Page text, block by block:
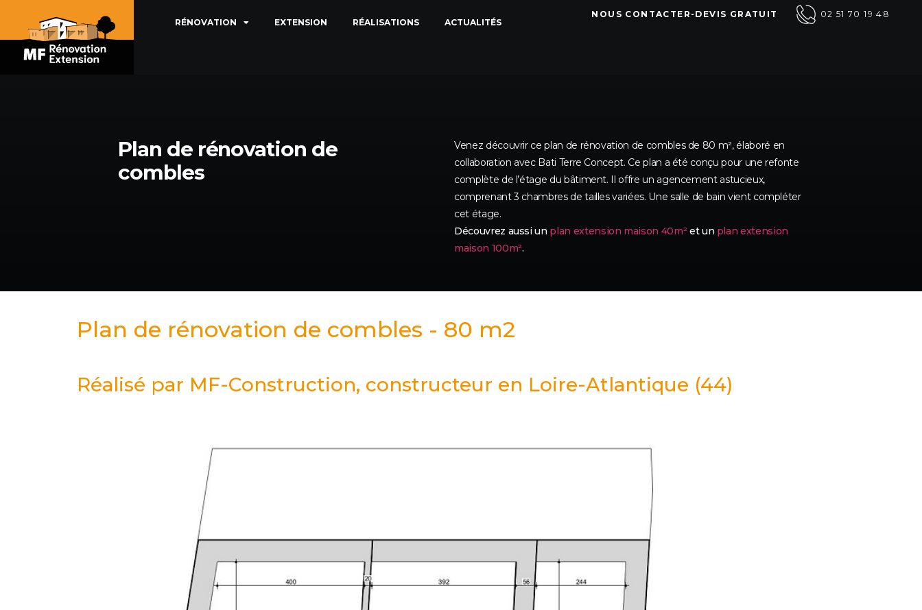
RÉNOVATION EXTENSION RÉALISATIONS ACTUALITÉS
NOUS CONTACTER-DEVIS GRATUIT 02 51 70 19 48
Plan de rénovation de
combles
Venez découvrir ce plan de rénovation de combles de 80 m², élaboré en
collaboration avec Bati Terre Concept. Ce plan a été conçu pour une refonte
complète de l’étage du bâtiment. Il offre un agencement astucieux,
comprenant 3 chambres de tailles variées. Une salle de bain vient compléter
cet étage.
Découvrez aussi un plan extension maison 40m²et un plan extension
maison 100m².
Plan de rénovation de combles - 80 m2
Réalisé par MF-Construction, constructeur en Loire-Atlantique (44)